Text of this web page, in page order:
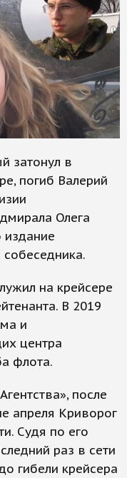
затонул в
погиб Валерий
Олега
собеседника.
на крейсере
В 2019
и
центра
флота.
после
апреля Криворог
Судя по его
раз в сети
гибели крейсера